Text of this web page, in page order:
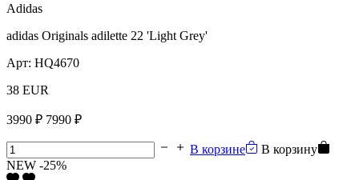
Adidas
adidas Originals adilette 22 'Light Grey'
Арт: HQ4670
38 EUR
3990 ₽ 7990 ₽
В корзине
В корзину
NEW -25%